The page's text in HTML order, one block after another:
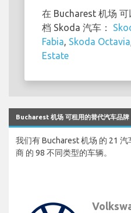
在 Bucharest 机场
档 Skoda 汽车：
Fabia, Skoda Octavia
Estate
Bucharest 机场 可租用的替代汽车品牌
我们有 Bucharest 机场 的 21
商 的 98 不同类型的车辆。